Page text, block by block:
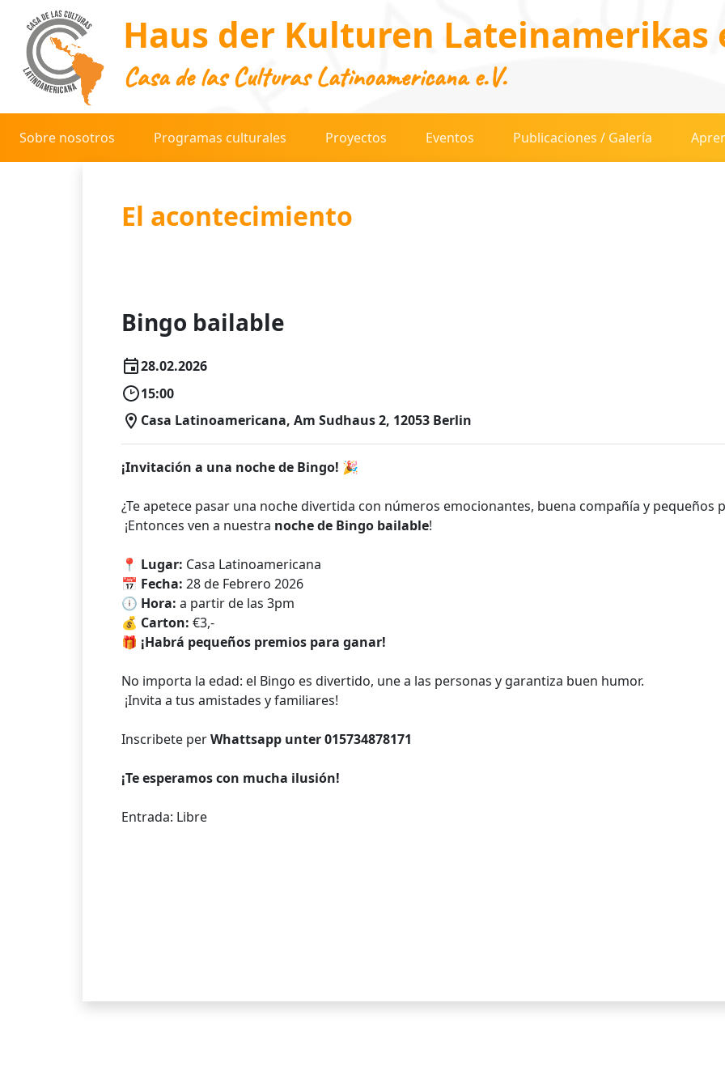
Haus der Kulturen Lateinamerikas
Casa de las Culturas Latinoamericana e.V.
Sobre nosotros Programas culturales Proyectos Eventos Publicaciones / Galería
El acontecimiento
Bingo bailable
28.02.2026
15:00
Casa Latinoamericana, Am Sudhaus 2, 12053 Berlin
¡Invitación a una noche de Bingo! 🎉
¿Te apetece pasar una noche divertida con números emocionantes, buena compañía y pequeños
¡Entonces ven a nuestra noche de Bingo bailable!
📍 Lugar: Casa Latinoamericana
📅 Fecha: 28 de Febrero 2026
🕕 Hora: a partir de las 3pm
💰 Carton: €3,-
🎁 ¡Habrá pequeños premios para ganar!
No importa la edad: el Bingo es divertido, une a las personas y garantiza buen humor.
¡Invita a tus amistades y familiares!
Inscribete perWhattsapp unter 015734878171
¡Te esperamos con mucha ilusión!
Entrada: Libre